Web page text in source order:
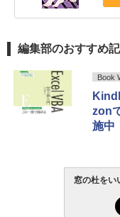
編集部のおすすめ
Book
zon
施中
窓の杜をい